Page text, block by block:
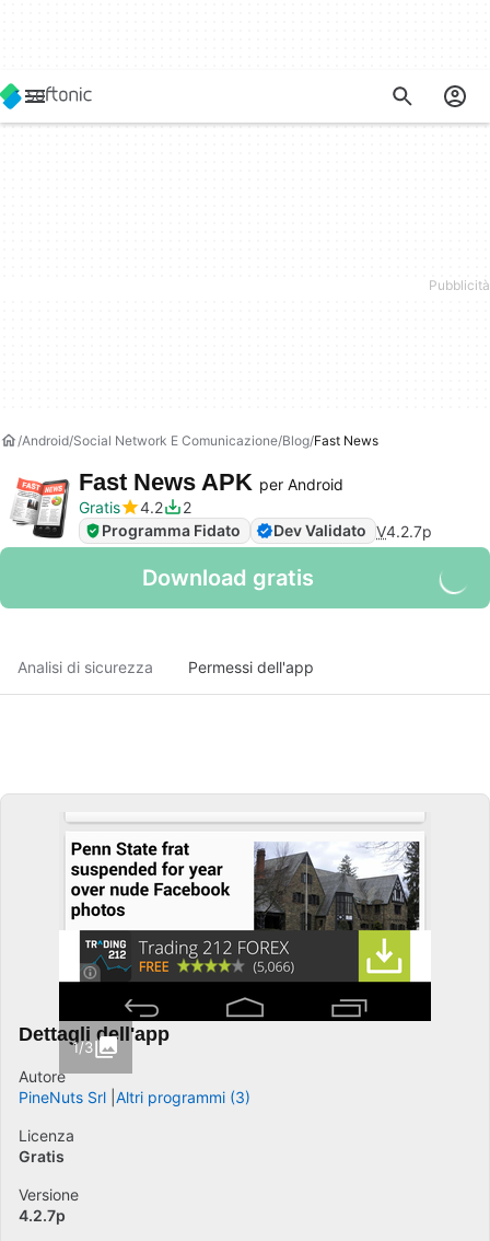
Android Social Network E Comunicazione Blog Fast News
Fast News APK per Android
Gratis
4.2
2
Programma Fidato
Dev Validato V4.2.7p
Download gratis
Analisi di sicurezza Permessi dell'app
1/3
Dettagli dell'app
Autore
PineNuts Srl Altri programmi (3)
Licenza
Gratis
Versione
4.2.7p